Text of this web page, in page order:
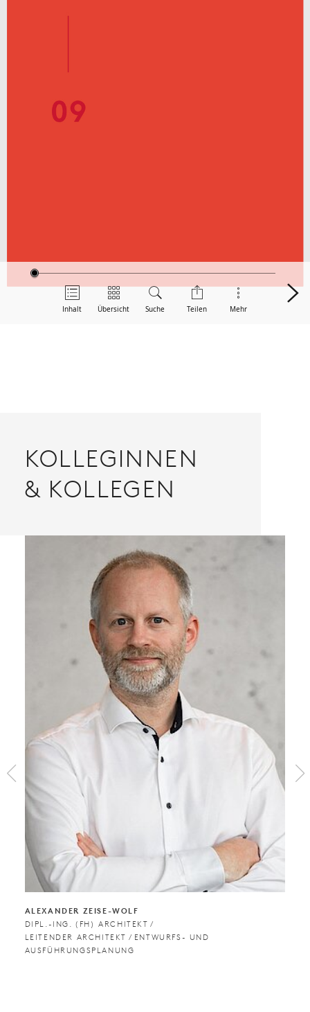
KOLLEGINNEN
& KOLLEGEN
ALEXANDER ZEISE-WOLF
DIPL.-ING. (FH) ARCHITEKT /
LEITENDER ARCHITEKT / ENTWURFS- UND
AUSFÜHRUNGSPLANUNG